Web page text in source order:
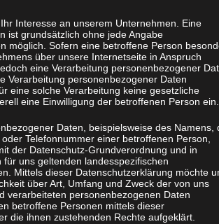
Interesse an unserem Unternehmen. Eine
ist grundsätzlich ohne jede Angabe
möglich. Sofern eine betroffene Person
über unsere Internetseite in Anspruch
eine Verarbeitung personenbezogener
Verarbeitung personenbezogener Daten
eine solche Verarbeitung keine gesetzliche
eine Einwilligung der betroffenen Person ein.
Daten, beispielsweise des Namens,
Telefonnummer einer betroffenen Person,
der Datenschutz-Grundverordnung und in
uns geltenden landesspezifischen
Mittels dieser Datenschutzerklärung möchte
über Art, Umfang und Zweck der von uns
verarbeiteten personenbezogenen Daten
betroffene Personen mittels dieser
die ihnen zustehenden Rechte aufgeklärt.